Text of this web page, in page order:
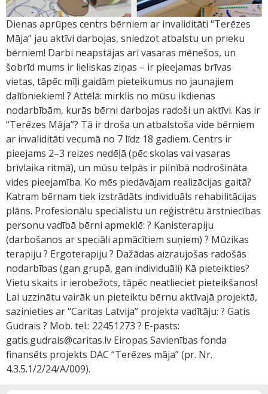
Dienas aprūpes centrs bērniem ar invaliditāti “Terēzes
Māja” jau aktīvi darbojas, sniedzot atbalstu un prieku
bērniem! Darbi neapstājas arī vasaras mēnešos, un
šobrīd mums ir lieliskas ziņas – ir pieejamas brīvas
vietas, tāpēc mīļi gaidām pieteikumus no jaunajiem
dalībniekiem! ? Attēlā: mirklis no mūsu ikdienas
nodarbībām, kurās bērni darbojas radoši un aktīvi. Kas ir
“Terēzes Māja”? Tā ir droša un atbalstoša vide bērniem
ar invaliditāti vecumā no 7 līdz 18 gadiem. Centrs ir
pieejams 2–3 reizes nedēļā (pēc skolas vai vasaras
brīvlaika ritmā), un mūsu telpās ir pilnībā nodrošināta
vides pieejamība. Ko mēs piedāvājam realizācijas gaitā?
Katram bērnam tiek izstrādāts individuāls rehabilitācijas
plāns. Profesionālu speciālistu un reģistrētu ārstniecības
personu vadībā bērni apmeklē: ? Kanisterapiju
(darbošanos ar speciāli apmācītiem suņiem) ? Mūzikas
terapiju ?️ Ergoterapiju ? Dažādas aizraujošas radošās
nodarbības (gan grupā, gan individuāli) Kā pieteikties?
Vietu skaits ir ierobežots, tāpēc neatlieciet pieteikšanos!
Lai uzzinātu vairāk un pieteiktu bērnu aktīvajā projektā,
sazinieties ar “Caritas Latvija” projekta vadītāju: ? Gatis
Gudrais ? Mob. tel.: 22451273 ? E-pasts:
gatis.gudrais@caritas.lv Eiropas Savienības fonda
finansēts projekts DAC “Terēzes māja” (pr. Nr.
4.3.5.1/2/24/A/009).